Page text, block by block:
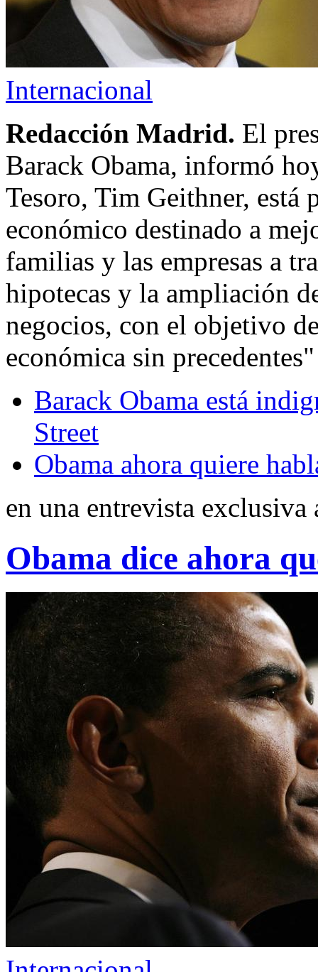
Internacional
Redacción Madrid. El
Barack Obama, informó
Tesoro, Tim Geithner, está
económico destinado a
familias y las empresas a
hipotecas y la ampliación
negocios, con el objetivo
económica sin
Barack Obama está
Street
Obama ahora quiere
en una entrevista exclusiva
Obama dice ahora